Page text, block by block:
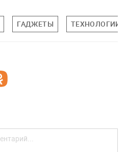
ГАДЖЕТЫ ТЕХНОЛОГИИ